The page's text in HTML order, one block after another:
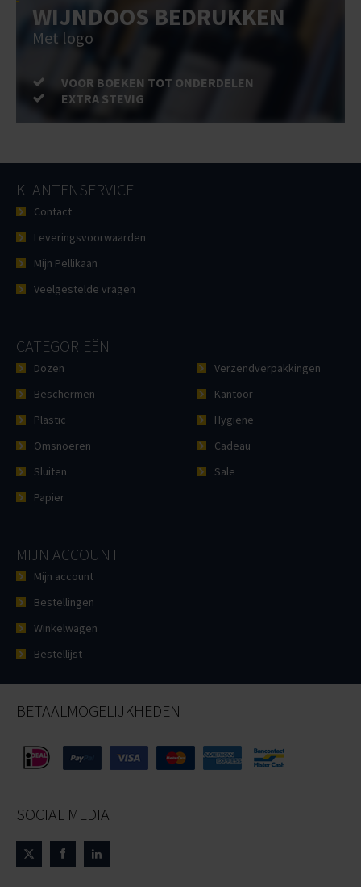
WIJNDOOS BEDRUKKEN
Met logo
VOOR BOEKEN TOT ONDERDELEN
EXTRA STEVIG
KLANTENSERVICE
Contact
Leveringsvoorwaarden
Mijn Pellikaan
Veelgestelde vragen
CATEGORIEËN
Dozen
Beschermen
Plastic
Omsnoeren
Sluiten
Papier
Verzendverpakkingen
Kantoor
Hygiëne
Cadeau
Sale
MIJN ACCOUNT
Mijn account
Bestellingen
Winkelwagen
Bestellijst
BETAALMOGELIJKHEDEN
SOCIAL MEDIA